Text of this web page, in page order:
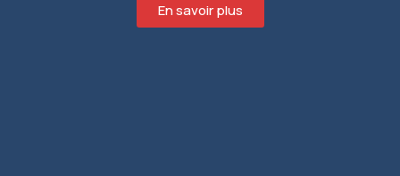
En savoir plus